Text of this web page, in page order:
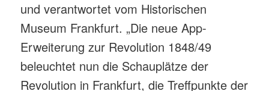
und verantwortet vom Historischen
Museum Frankfurt. „Die neue App-
Erweiterung zur Revolution 1848/49
beleuchtet nun die Schauplätze der
Revolution in Frankfurt, die Treffpunkte der